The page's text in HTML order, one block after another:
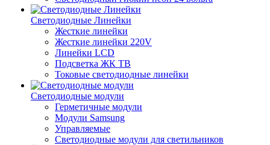
Светодиодные Линейки
Жесткие линейки
Жесткие линейки 220V
Линейки LCD
Подсветка ЖК ТВ
Токовые светодиодные линейки
Светодиодные модули
Герметичные модули
Модули Samsung
Управляемые
Светодиодные модули для светильников